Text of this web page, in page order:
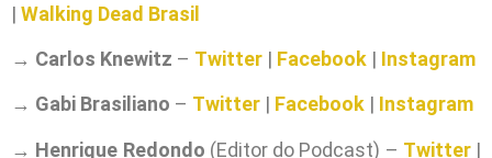
| Walking Dead Brasil
→ Carlos Knewitz – Twitter | Facebook | Instagram
→ Gabi Brasiliano – Twitter | Facebook | Instagram
→ Henrique Redondo (Editor do Podcast) – Twitter|